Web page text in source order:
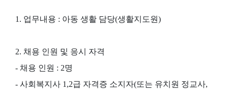
1. 업무내용 : 아동 생활 담당(생활지도원)
2. 채용 인원 및 응시 자격
- 채용 인원 : 2명
- 사회복지사 1,2급 자격증 소지자(또는 유치원 정교사,